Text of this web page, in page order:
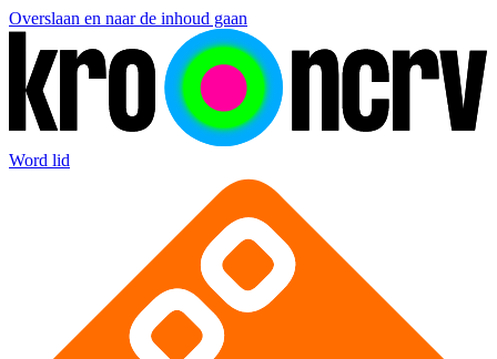
Overslaan en naar de inhoud gaan
Word lid